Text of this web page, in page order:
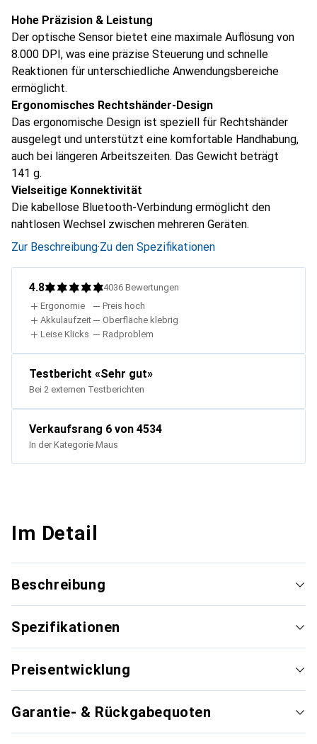
Hohe Präzision & Leistung
Der optische Sensor bietet eine maximale Auflösung von
8.000 DPI, was eine präzise Steuerung und schnelle
Reaktionen für unterschiedliche Anwendungsbereiche
ermöglicht.
Ergonomisches Rechtshänder-Design
Das ergonomische Design ist speziell für Rechtshänder
ausgelegt und unterstützt eine komfortable Handhabung,
auch bei längeren Arbeitszeiten. Das Gewicht beträgt
141 g.
Vielseitige Konnektivität
Die kabellose Bluetooth-Verbindung ermöglicht den
nahtlosen Wechsel zwischen mehreren Geräten.
Zur Beschreibung·Zu den Spezifikationen
4.8 4036 Bewertungen
Ergonomie
Akkulaufzeit
Leise Klicks
Preis hoch
Oberfläche klebrig
Radproblem
Testbericht «Sehr gut»
Bei 2 externen Testberichten
Verkaufsrang 6 von 4534
In der Kategorie Maus
Im Detail
Beschreibung
Spezifikationen
Preisentwicklung
Garantie- & Rückgabequoten